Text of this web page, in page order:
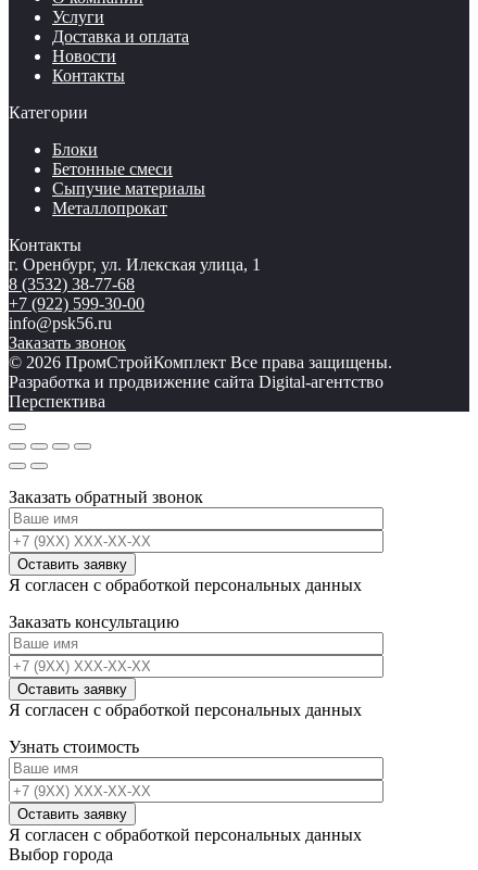
Услуги
Доставка и оплата
Новости
Контакты
Категории
Блоки
Бетонные смеси
Сыпучие материалы
Металлопрокат
Контакты
г. Оренбург, ул. Илекская улица, 1
8 (3532) 38-77-68
+7 (922) 599-30-00
info@psk56.ru
Заказать звонок
© 2026 ПромСтройКомплект Все права защищены.
Разработка и продвижение сайта Digital-агентство
Перспектива
Заказать обратный звонок
Я согласен с обработкой персональных данных
Заказать консультацию
Я согласен с обработкой персональных данных
Узнать стоимость
Я согласен с обработкой персональных данных
Выбор города